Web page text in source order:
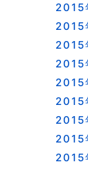
2015
2015
2015
2015
2015
2015
2015
2015
2015